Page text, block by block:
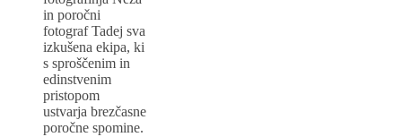
in poročni
fotograf Tadej sva
izkušena ekipa, ki
s sproščenim in
edinstvenim
pristopom
ustvarja brezčasne
poročne spomine.